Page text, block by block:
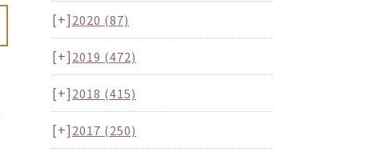
[+]2020 (87)
[+]2019 (472)
[+]2018 (415)
[+]2017 (250)